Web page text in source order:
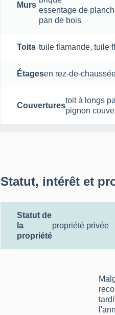
Murs
essentage de
pan de bois
Toits tuile flamande,tuile
Étagesen rez-de-
Couvertures
toit à longs
pignon
Statut, intérêt et
Statut de
la
propriété
propriété privée